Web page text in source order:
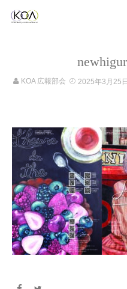
KOA 広報部会 2025年3月25日